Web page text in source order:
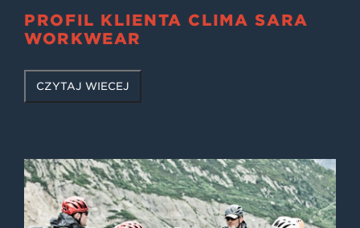
PROFIL KLIENTA CLIMA SARA
WORKWEAR
CZYTAJ WIĘCEJ